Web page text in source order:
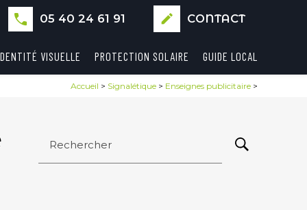
05 40 24 61 91 create CONTACT
VISUELLE PROTECTION SOLAIRE GUIDE LOCAL
Accueil > Signalétique > Enseignes publicitaire >
Rechercher